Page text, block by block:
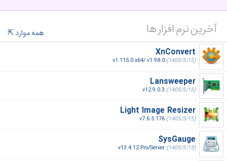
آخرین نرم افزار ها
همه موارد
XnConvert
v1.115.0 x64/ v1.98.0 (1405/5/15)
Lansweeper
v12.9.0.3 (1405/5/15)
Light Image Resizer
v7.6.5.176 (1405/5/15)
SysGauge
v13.4.12 Pro/Server (1405/5/15)